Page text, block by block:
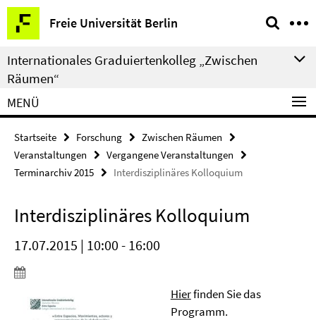
Springe
direkt
zu
Inhalt
Freie Universität Berlin
Service-
Navigation
Internationales Graduiertenkolleg „Zwischen
Räumen“
MENÜ
Startseite Forschung
Zwischen Räumen
Veranstaltungen
Vergangene Veranstaltungen
Terminarchiv 2015
Interdisziplinäres Kolloquium
Interdisziplinäres Kolloquium
17.07.2015 | 10:00 - 16:00
Hierfinden Sie das
Programm.